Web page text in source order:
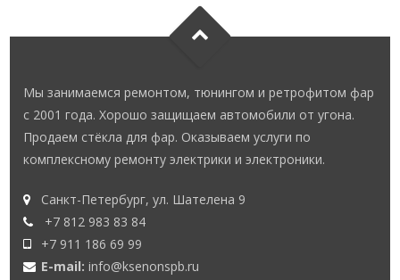
Мы занимаемся ремонтом, тюнингом и ретрофитом фар
с 2001 года. Хорошо защищаем автомобили от угона.
Продаем стёкла для фар. Оказываем услуги по
комплексному ремонту электрики и электроники.
Санкт-Петербург, ул. Шателена 9
+7 812 983 83 84
+7 911 186 69 99
E-mail:info@ksenonspb.ru